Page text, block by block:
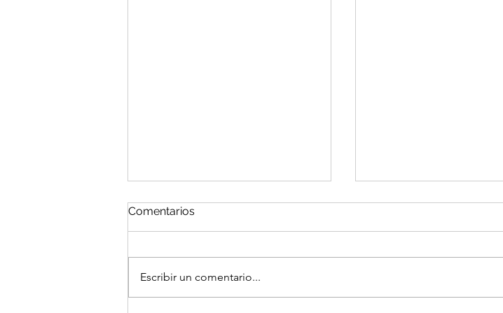
Comentarios
Escribir un comentario...